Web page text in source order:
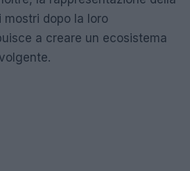
mostri dopo la loro
a creare un ecosistema